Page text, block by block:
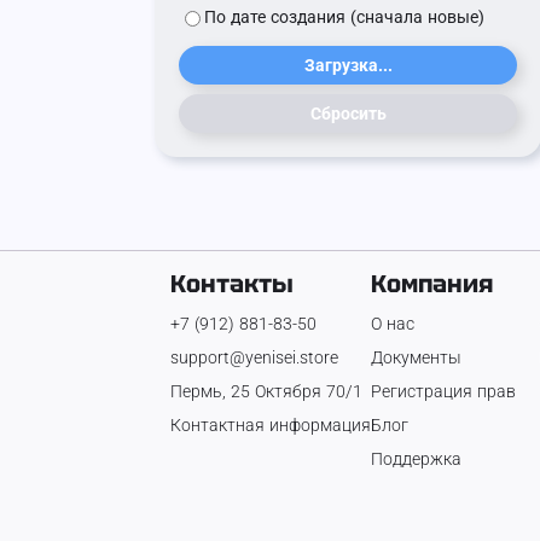
По дате создания (сначала новые)
Загрузка...
Сбросить
Контакты
+7 (912) 881-83-50
support@yenisei.store
Пермь, 25 Октября 70/1
Контактная информация
Компания
О нас
Документы
Регистрация прав
Блог
Поддержка